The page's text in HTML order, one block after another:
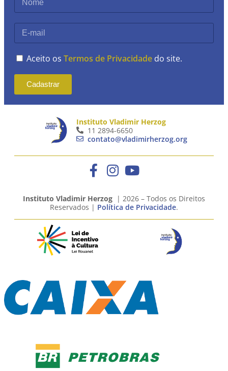
Aceito os Termos de Privacidade do site.
Cadastrar
Instituto Vladimir Herzog
11 2894-6650
contato@vladimirherzog.org
Instituto Vladimir Herzog | 2026 – Todos os Direitos
Reservados | Política de Privacidade.